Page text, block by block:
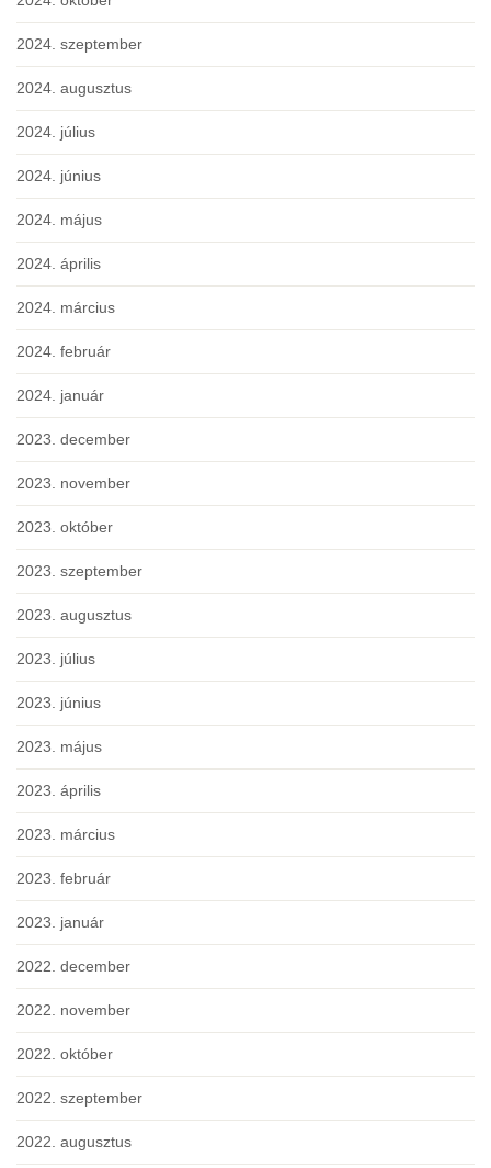
2024. szeptember
2024. augusztus
2024. július
2024. június
2024. május
2024. április
2024. március
2024. február
2024. január
2023. december
2023. november
2023. október
2023. szeptember
2023. augusztus
2023. július
2023. június
2023. május
2023. április
2023. március
2023. február
2023. január
2022. december
2022. november
2022. október
2022. szeptember
2022. augusztus